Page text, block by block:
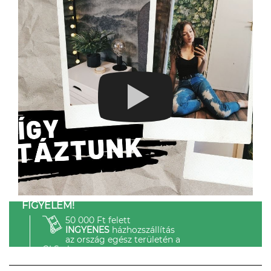
FIGYELEM!
50 000 Ft felett
INGYENESházhozszállítás
az ország egész területén a
GLS-el.